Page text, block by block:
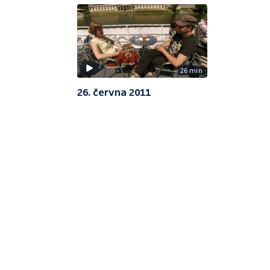
26 min
26. června 2011